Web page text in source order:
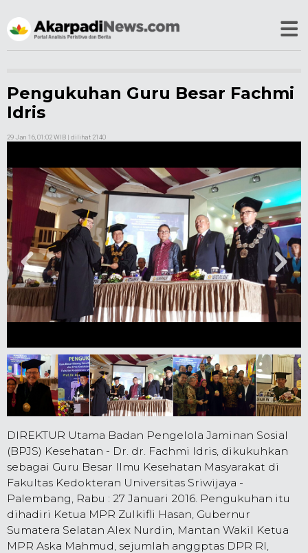
Pengukuhan Guru Besar Fachmi
Idris
29 Jan 16, 01:02 WIB | dilihat 2140
DIREKTUR Utama Badan Pengelola Jaminan Sosial
(BPJS) Kesehatan - Dr. dr. Fachmi Idris, dikukuhkan
sebagai Guru Besar Ilmu Kesehatan Masyarakat di
Fakultas Kedokteran Universitas Sriwijaya -
Palembang, Rabu : 27 Januari 2016. Pengukuhan itu
dihadiri Ketua MPR Zulkifli Hasan, Gubernur
Sumatera Selatan Alex Nurdin, Mantan Wakil Ketua
MPR Aska Mahmud, sejumlah anggptas DPR RI,